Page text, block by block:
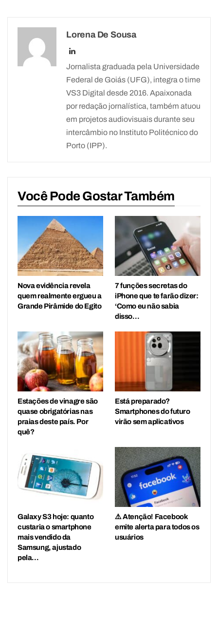
Lorena De Sousa
Jornalista graduada pela Universidade
Federal de Goiás (UFG), integra o time
VS3 Digital desde 2016. Apaixonada
por redação jornalística, também atuou
em projetos audiovisuais durante seu
intercâmbio no Instituto Politécnico do
Porto (IPP).
Você Pode Gostar Também
Nova evidência revela
quem realmente ergueu a
Grande Pirâmide do Egito
7 funções secretas do
iPhone que te farão dizer:
‘Como eu não sabia
disso…
Estações de vinagre são
quase obrigatórias nas
praias deste país. Por
quê?
Está preparado?
Smartphones do futuro
virão sem aplicativos
Galaxy S3 hoje: quanto
custaria o smartphone
mais vendido da
Samsung, ajustado
pela…
⚠️ Atenção! Facebook
emite alerta para todos os
usuários